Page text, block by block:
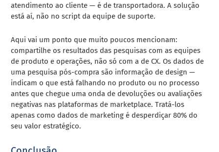
atendimento ao cliente — é de transportadora. A solução
está aí, não no script da equipe de suporte.
Aqui vai um ponto que muito poucos mencionam:
compartilhe os resultados das pesquisas com as equipes
de produto e operações, não só com a de CX. Os dados de
uma pesquisa pós-compra são informação de design —
indicam o que está falhando no produto ou no processo
antes que chegue uma onda de devoluções ou avaliações
negativas nas plataformas de marketplace. Tratá-los
apenas como dados de marketing é desperdiçar 80% do
seu valor estratégico.